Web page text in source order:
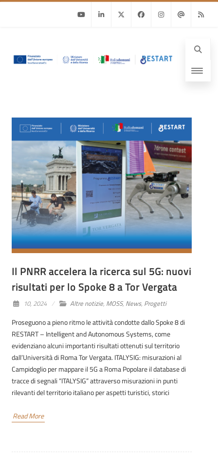
Il PNRR accelera la ricerca sul 5G: nuovi
risultati per lo Spoke 8 a Tor Vergata
10, 2024 Altre notizie, MOSS, News, Progetti
Proseguono a pieno ritmo le attività condotte dallo Spoke 8 di
RESTART – Intelligent and Autonomous Systems, come
evidenziano alcuni importanti risultati ottenuti sul territorio
dall’Università di Roma Tor Vergata. ITALYSIG: misurazioni al
Campidoglio per mappare il 5G a Roma Popolare il database di
tracce di segnali “ITALYSIG” attraverso misurazioni in punti
rilevanti del territorio italiano per aspetti turistici, storici
Read More